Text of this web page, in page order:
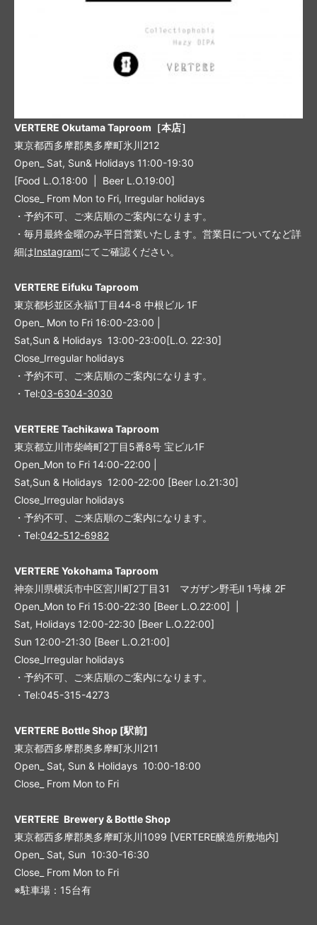
VERTERE Okutama Taproom［本店］
東京都西多摩郡奥多摩町氷川212
Open_ Sat, Sun& Holidays 11:00-19:30
[Food L.O.18:00 | Beer L.O.19:00]
Close_ From Mon to Fri, Irregular holidays
・予約不可、ご来店順のご案内になります。
・毎月最終金曜のみ平日営業いたします。営業日についてなど詳
細はInstagramにてご確認ください。
VERTERE Eifuku Taproom
東京都杉並区永福1丁目44-8 中根ビル 1F
Open_ Mon to Fri 16:00-23:00 |
Sat,Sun & Holidays 13:00-23:00[L.O. 22:30]
Close_Irregular holidays
・予約不可、ご来店順のご案内になります。
・Tel:03-6304-3030
VERTERE Tachikawa Taproom
東京都立川市柴崎町2丁目5番8号 宝ビル1F
Open_Mon to Fri 14:00-22:00 |
Sat,Sun & Holidays 12:00-22:00 [Beer l.o.21:30]
Close_Irregular holidays
・予約不可、ご来店順のご案内になります。
・Tel:042-512-6982
VERTERE Yokohama Taproom
神奈川県横浜市中区宮川町2丁目31 マガザン野毛Ⅱ 1号棟 2F
Open_Mon to Fri 15:00-22:30 [Beer L.O.22:00] |
Sat, Holidays 12:00-22:30 [Beer L.O.22:00]
Sun 12:00-21:30 [Beer L.O.21:00]
Close_Irregular holidays
・予約不可、ご来店順のご案内になります。
・Tel:045-315-4273
VERTERE Bottle Shop [駅前]
東京都西多摩郡奥多摩町氷川211
Open_ Sat, Sun & Holidays 10:00-18:00
Close_ From Mon to Fri
VERTERE Brewery & Bottle Shop
東京都西多摩郡奥多摩町氷川1099 [VERTERE醸造所敷地内]
Open_ Sat, Sun 10:30-16:30
Close_ From Mon to Fri
※駐車場：15台有